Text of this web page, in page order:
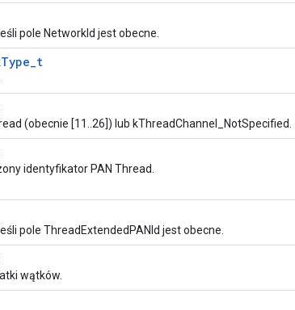
pole NetworkId jest obecne.
(obecnie [11..26]) lub kThreadChannel_NotSpecified.
identyfikator PAN Thread.
pole ThreadExtendedPANId jest obecne.
wątków.